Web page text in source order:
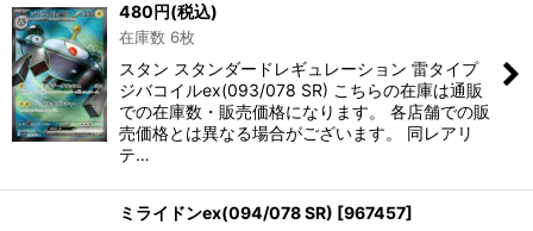
480円(税込)
在庫数 6枚
スタン スタンダードレギュレーション 雷タイプ
ジバコイルex(093/078 SR) こちらの在庫は通販
での在庫数・販売価格になります。 各店舗での販
売価格とは異なる場合がございます。 同レアリ
テ…
ミライドンex(094/078 SR) [967457]